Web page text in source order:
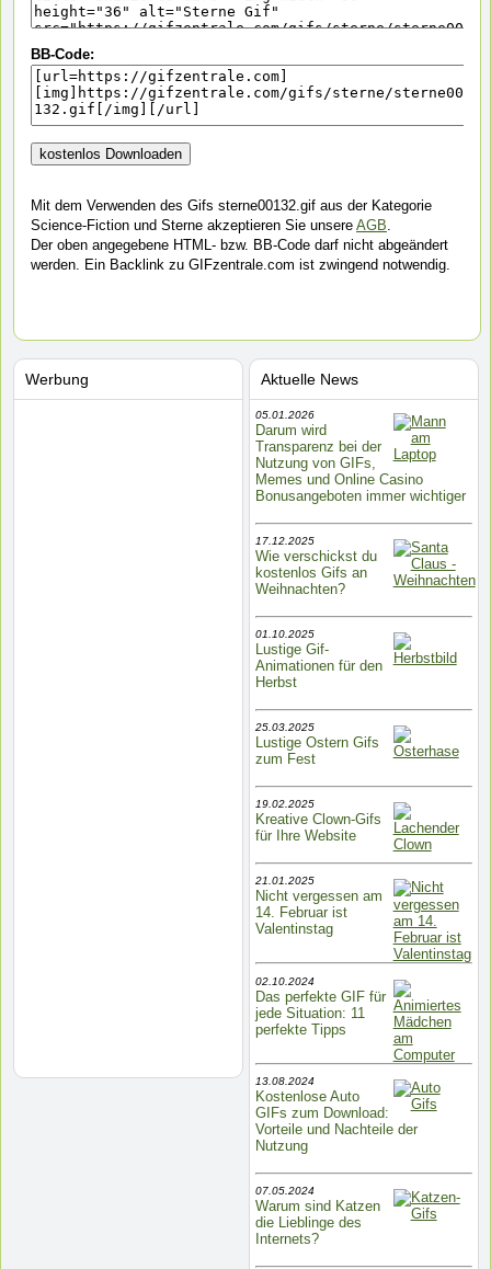
BB-Code:
Mit dem Verwenden des Gifs sterne00132.gif aus der Kategorie
Science-Fiction und Sterne akzeptieren Sie unsere AGB.
Der oben angegebene HTML- bzw. BB-Code darf nicht abgeändert
werden. Ein Backlink zu GIFzentrale.com ist zwingend notwendig.
Aktuelle News
05.01.2026
Darum wird
Transparenz bei der
Nutzung von GIFs,
Memes und Online Casino
Bonusangeboten immer wichtiger
17.12.2025
Wie verschickst du
kostenlos Gifs an
Weihnachten?
01.10.2025
Lustige Gif-
Animationen für den
Herbst
25.03.2025
Lustige Ostern Gifs
zum Fest
19.02.2025
Kreative Clown-Gifs
für Ihre Website
21.01.2025
Nicht vergessen am
14. Februar ist
Valentinstag
02.10.2024
Das perfekte GIF für
jede Situation: 11
perfekte Tipps
13.08.2024
Kostenlose Auto
GIFs zum Download:
Vorteile und Nachteile der
Nutzung
07.05.2024
Warum sind Katzen
die Lieblinge des
Internets?
Werbung